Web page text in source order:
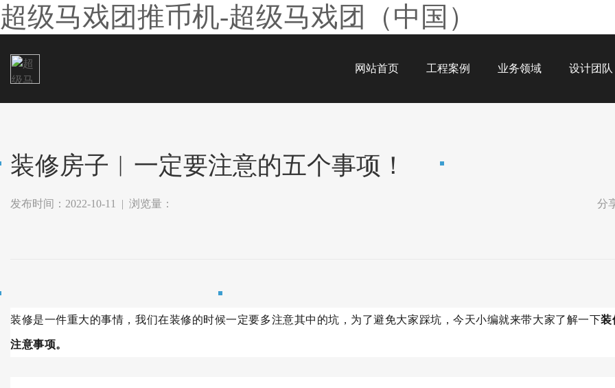
超级马戏团推币机-超级马戏团（中国）
网站首页 工程案例 业务领域 设计团队
装修房子︱一定要注意的五个事项！
发布时间：2022-10-11 | 浏览量： 分
装修是一件重大的事情，我们在装修的时候一定要多注意其中的坑，为了避免大家踩坑，今天小编就来带大家了解一下装
注意事项。